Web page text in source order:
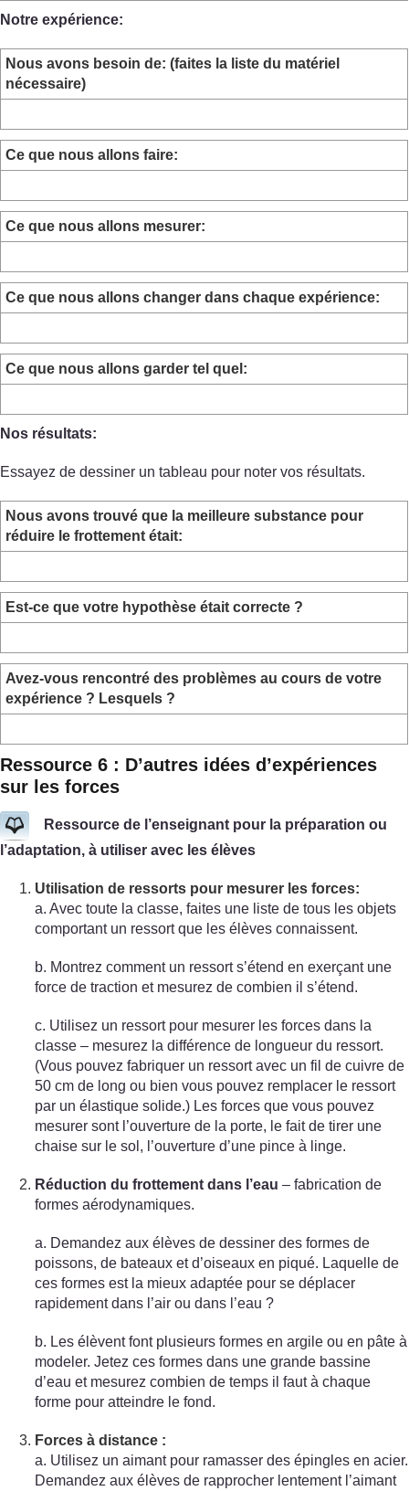
Notre expérience:
Nous avons besoin de: (faites la liste du matériel
nécessaire)
Ce que nous allons faire:
Ce que nous allons mesurer:
Ce que nous allons changer dans chaque expérience:
Ce que nous allons garder tel quel:
Nos résultats:
Essayez de dessiner un tableau pour noter vos résultats.
Nous avons trouvé que la meilleure substance pour
réduire le frottement était:
Est-ce que votre hypothèse était correcte ?
Avez-vous rencontré des problèmes au cours de votre
expérience ? Lesquels ?
Ressource 6 : D’autres idées d’expériences
sur les forces
Ressource de l’enseignant pour la préparation ou
l’adaptation, à utiliser avec les élèves
Utilisation de ressorts pour mesurer les forces:
a. Avec toute la classe, faites une liste de tous les objets
comportant un ressort que les élèves connaissent.
b. Montrez comment un ressort s’étend en exerçant une
force de traction et mesurez de combien il s’étend.
c. Utilisez un ressort pour mesurer les forces dans la
classe – mesurez la différence de longueur du ressort.
(Vous pouvez fabriquer un ressort avec un fil de cuivre de
50 cm de long ou bien vous pouvez remplacer le ressort
par un élastique solide.) Les forces que vous pouvez
mesurer sont l’ouverture de la porte, le fait de tirer une
chaise sur le sol, l’ouverture d’une pince à linge.
Réduction du frottement dans l’eau – fabrication de
formes aérodynamiques.
a. Demandez aux élèves de dessiner des formes de
poissons, de bateaux et d’oiseaux en piqué. Laquelle de
ces formes est la mieux adaptée pour se déplacer
rapidement dans l’air ou dans l’eau ?
b. Les élèvent font plusieurs formes en argile ou en pâte à
modeler. Jetez ces formes dans une grande bassine
d’eau et mesurez combien de temps il faut à chaque
forme pour atteindre le fond.
Forces à distance :
a. Utilisez un aimant pour ramasser des épingles en acier.
Demandez aux élèves de rapprocher lentement l’aimant